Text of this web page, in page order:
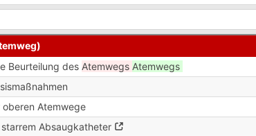
Beurteilung des Atemwegs Atemwegs
Atemwege
Absaugkatheter